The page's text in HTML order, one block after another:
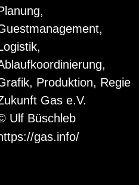
Produktion, Regie
Gas e.V.
Ulf Büschleb
gas.info/